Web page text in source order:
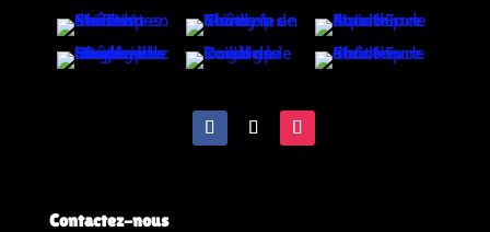
Contactez-nous